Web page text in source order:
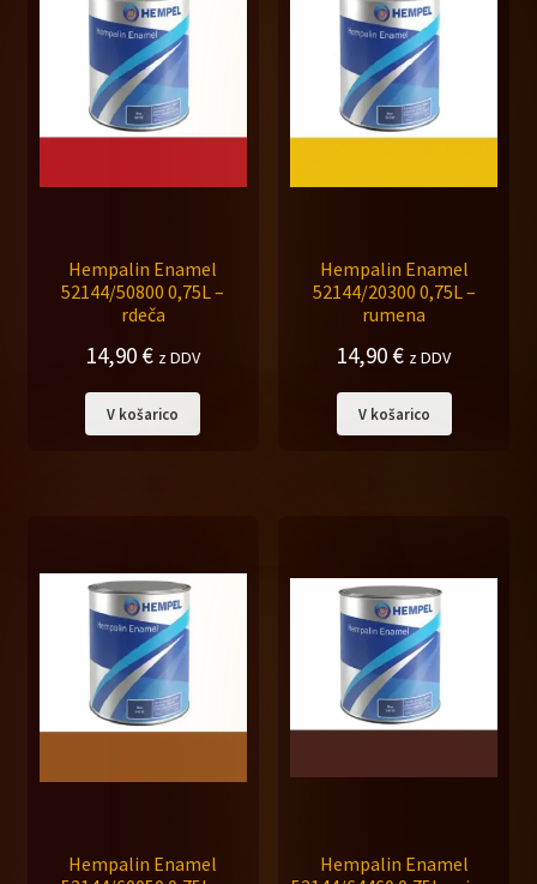
Hempalin Enamel
52144/50800 0,75L –
rdeča
14,90€ z DDV
V košarico
Hempalin Enamel
52144/20300 0,75L –
rumena
14,90 € z DDV
V košarico
Hempalin Enamel
Hempalin Enamel